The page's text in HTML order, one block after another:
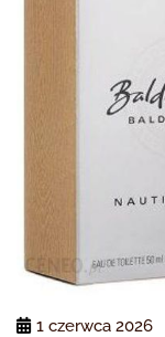
1 czerwca 2026